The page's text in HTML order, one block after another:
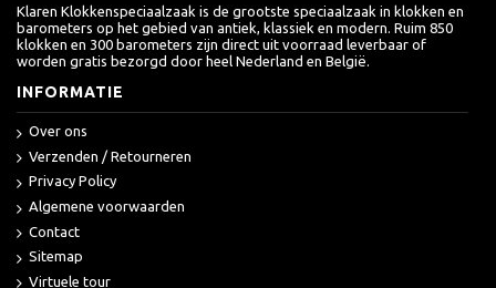
Klaren Klokkenspeciaalzaak is de grootste speciaalzaak in klokken en
barometers op het gebied van antiek, klassiek en modern. Ruim 850
klokken en 300 barometers zijn direct uit voorraad leverbaar of
worden gratis bezorgd door heel Nederland en België.
INFORMATIE
Over ons
Verzenden / Retourneren
Privacy Policy
Algemene voorwaarden
Contact
Sitemap
Virtuele tour